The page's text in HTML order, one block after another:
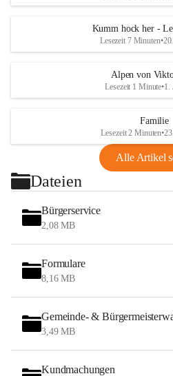
Kumm hock her -
Lesezeit 7 Minuten•
Alpen von
Lesezeit 1 Minute•1.
Familie
Lesezeit 2 Minuten•
Alle Artikel
Dateien
Bürgerservice
2,08 MB
Formulare
8,16 MB
Gemeinde- &
3,49 MB
Kundmachungen